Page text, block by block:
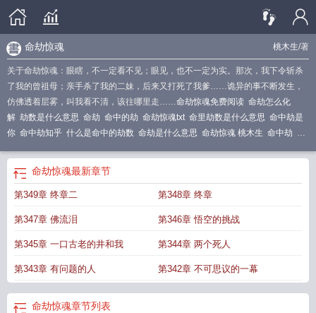
桃木生/著
命劫惊魂
关于命劫惊魂：眼瞎，不一定看不见；眼见，也不一定为实。那次，我下令斩杀
了我的曾祖母；亲手杀了我的二妹，后来又打死了我爹……诡异的事不断发生，
仿佛透着层雾，叫我看不清，该往哪里走……命劫惊魂免费阅读 命劫怎么化
解 劫数是什么意思 命劫 命中的劫 命劫惊魂txt 命里劫数是什么意思 命中劫是
你 命中劫知乎 什么是命中的劫数 命劫是什么意思 命劫惊魂 桃木生 命中劫 命
命中劫什么意思 命劫什么意思
意思
中劫啥意思惊魂劫免费 命中劫数真的存在吗什么是 命中 劫数
命劫惊魂最新章节
第349章 终章二 第348章 终章
第347章 佛流泪 第346章 悟空的挑战
第345章 一口古老的井和我 第344章 两个死人
第343章 有问题的人 第342章 不可思议的一幕
命劫惊魂章节列表